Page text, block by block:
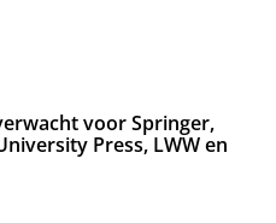
voor Springer,
Press, LWW en